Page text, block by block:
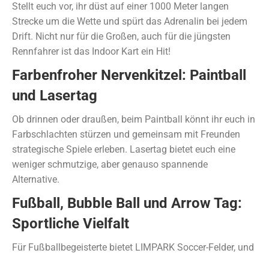
Stellt euch vor, ihr düst auf einer 1000 Meter langen
Strecke um die Wette und spürt das Adrenalin bei jedem
Drift. Nicht nur für die Großen, auch für die jüngsten
Rennfahrer ist das Indoor Kart ein Hit!
Farbenfroher Nervenkitzel: Paintball
und Lasertag
Ob drinnen oder draußen, beim Paintball könnt ihr euch in
Farbschlachten stürzen und gemeinsam mit Freunden
strategische Spiele erleben. Lasertag bietet euch eine
weniger schmutzige, aber genauso spannende
Alternative.
Fußball, Bubble Ball und Arrow Tag:
Sportliche Vielfalt
Für Fußballbegeisterte bietet LIMPARK Soccer-Felder, und